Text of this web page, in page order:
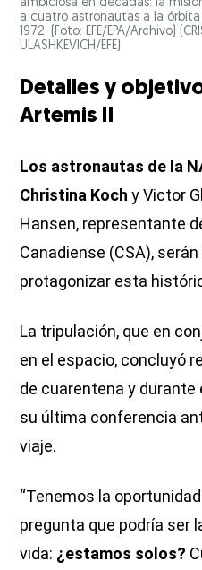
ambiciosa en décadas: la
a cuatro astronautas a la
1972. (Foto: EFE/EPA/Archivo)
ULASHKEVICH/EFE)
Detalles y
Artemis II
Los astronautas de la
Christina Koch y Victor
Hansen, representante
Canadiense (CSA),
protagonizar esta
La tripulación, que en
en el espacio, concluyó
de cuarentena y
su última conferencia
viaje.
“Tenemos la
pregunta que podría ser
vida: ¿estamos solos?